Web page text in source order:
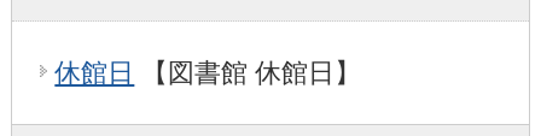
休館日 【図書館 休館日】